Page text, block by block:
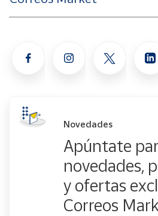
Novedades
Apúntate
novedades,
y ofertas
Correos